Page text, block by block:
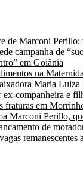
de Marconi Perillo;
campanha de
em Goiânia
na
Maria
ex-companheira e
em
Marconi Perillo,
de
remanescentes